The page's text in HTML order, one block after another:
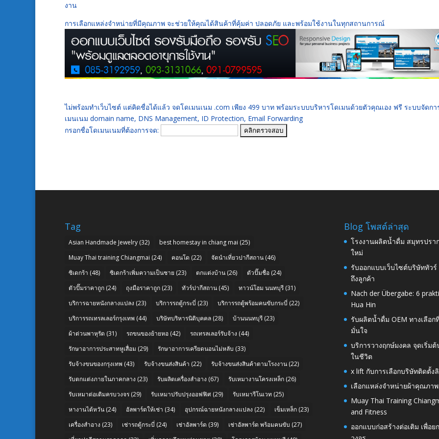
งาน
การเลือกแหล่งจำหน่ายที่มีคุณภาพ จะช่วยให้คุณได้สินค้าที่คุ้มค่า ปลอดภัย และพร้อมใช้งานในทุกสถานการณ์
ไม่พร้อมทำเว็บไซต์ แต่คิดชื่อได้แล้ว จดโดเมนเนม .com เพียง 499 บาท พร้อมระบบบริหารโดเมนด้วยตัวคุณเอง ฟรี ระบบจัดกา
เมนเนม domain name, DNS Management, ID Protection, Email Forwarding
กรอกชื่อโดเมนเนมที่ต้องการจด:
Tag
Asian Handmade Jewelry (32) best homestay in chiang mai (25)
Muay Thai training Chiangmai (24) คอนโด (22) จัดนำเที่ยวปากีสถาน (46)
ซิเดกร้า (48) ซิเดกร้าเพิ่มความเป็นชาย (23) ตกแต่งบ้าน (26) ตัวปั๊มชื่อ (24)
ตัวปั๊มราคาถูก (24) ถุงมือราคาถูก (23) ทัวร์ปากีสถาน (45) ทาวน์โฮม นนทบุรี (31)
บริการฉายหนังกลางแปลง (23) บริการรถตู้กระบี่ (23) บริการรถตู้พร้อมคนขับกระบี่ (22)
บริการรถเทรลเลอร์กรุงเทพ (44) บริษัทบริหารนิติบุคคล (28) บ้านนนทบุรี (23)
ผ้าต่วนพาหุรัด (31) รถขนของย้ายหอ (42) รถเทรลเลอร์รับจ้าง (44)
รักษาอาการประสาทหูเสื่อม (29) รักษาอาการเครียดนอนไม่หลับ (33)
รับจ้างขนของกรุงเทพ (43) รับจ้างขนส่งสินค้า (22) รับจ้างขนส่งสินค้าตามโรงงาน (22)
รับตกแต่งภายในภาคกลาง (23) รับผลิตเครื่องสำอาง (67) รับเหมางานโครงเหล็ก (26)
รับเหมาต่อเติมครบวงจร (29) รับเหมาปรับปรุงออฟฟิศ (29) รับเหมารีโนเวท (25)
หางานไต้หวัน (24) อัลพาร์ดให้เช่า (34) อุปกรณ์ฉายหนังกลางแปลง (22) เข็มเหล็ก (23)
เครื่องสำอาง (23) เช่ารถตู้กระบี่ (24) เช่าอัลพาร์ด (39) เช่าอัลพาร์ด พร้อมคนขับ (27)
Blog โพสต์ล่าสุด
โรงงานผลิตน้ำดื่ม สมุทรปรา
ใหม่
รับออกแบบเว็บไซต์บริษัททัวร์
ถึงลูกค้า
Nach der Übergabe: 6
Hua Hin
รับผลิตน้ำดื่ม OEM ทางเลือ
มั่นใจ
บริการวางฤกษ์มงคล จุดเริ่ม
ในชีวิต
x lift กับการเลือกบริษัทติดตั้ง
เลือกแหล่งจำหน่ายผ้าคุณภา
Muay Thai Training
and Fitness
ออกแบบก่อสร้างต่อเติม เพื่อ